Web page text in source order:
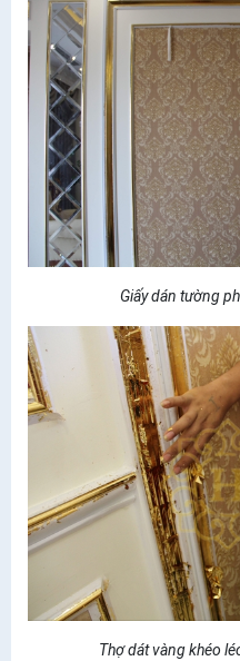
Giấy dán tường
Thợ dát vàng khéo